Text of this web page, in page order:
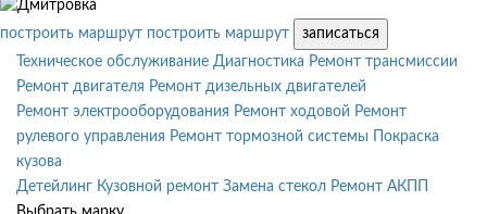
построить маршрут построить маршрут
записаться
Техническое обслуживание Диагностика Ремонт трансмиссии
Ремонт двигателя Ремонт дизельных двигателей
Ремонт электрооборудования Ремонт ходовой Ремонт
рулевого управления Ремонт тормозной системы
Покраска
кузова
Детейлинг Кузовной ремонт Замена стекол Ремонт АКПП